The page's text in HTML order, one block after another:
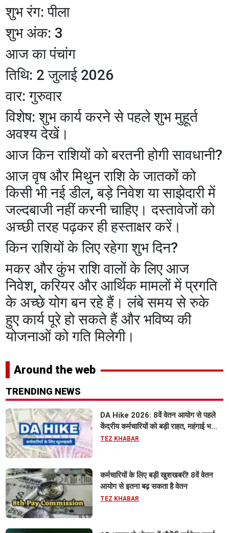
शुभ रंग: पीला
शुभ अंक: 3
आज का पंचांग
तिथि: 2 जुलाई 2026
वार: गुरुवार
विशेष: शुभ कार्य करने से पहले शुभ मुहूर्त
अवश्य देखें।
आज किन राशियों को बरतनी होगी सावधानी?
आज वृष और मिथुन राशि के जातकों को
किसी भी नई डील, बड़े निवेश या साझेदारी में
जल्दबाजी नहीं करनी चाहिए। दस्तावेजों को
अच्छी तरह पढ़कर ही हस्ताक्षर करें।
किन राशियों के लिए रहेगा शुभ दिन?
मकर और कुंभ राशि वालों के लिए आज
निवेश, करियर और आर्थिक मामलों में प्रगति
के अच्छे योग बन रहे हैं। लंबे समय से रुके
हुए कार्य पूरे हो सकते हैं और भविष्य की
योजनाओं को गति मिलेगी।
Around the web
TRENDING NEWS
DA Hike 2026: 8वें वेतन आयोग से पहले
केंद्रीय कर्मचारियों को बड़ी राहत, महंगाई भत्ता
63% होने की संभावना
TEZ KHABAR
कर्मचारियों के लिए बड़ी खुशखबरी! 8वें वेतन
आयोग से इतना बढ़ सकता है वेतन
TEZ KHABAR